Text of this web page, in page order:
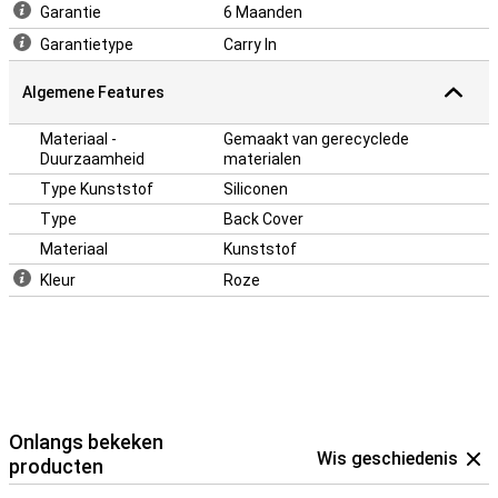
alleen goed is voor je telefoon, maar ook iets duurzamer is.
Garantie
6 Maanden
Garantietype
Carry In
Algemene Features
Materiaal -
Duurzaamheid
Gemaakt van gerecyclede
materialen
Type Kunststof
Siliconen
Type
Back Cover
Materiaal
Kunststof
Kleur
Roze
Onlangs bekeken
producten
Wis geschiedenis